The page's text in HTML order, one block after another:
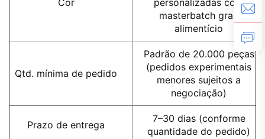
masterbatch grau
alimentício
Qtd. mínima de pedido
Padrão de 20.000 peças
(pedidos experimentais
menores sujeitos a
negociação)
Prazo de entrega
7–30 dias (conforme
quantidade do pedido)